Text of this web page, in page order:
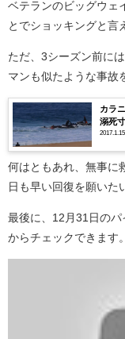
ベテランのビッグウェ
とでショッキングと言
ただ、3シーズン前に
マンも似たような事故
カラ
溺死
2017.1.15
何はともあれ、無事に
日も早い回復を願いた
最後に、12月31日の
からチェックできます。